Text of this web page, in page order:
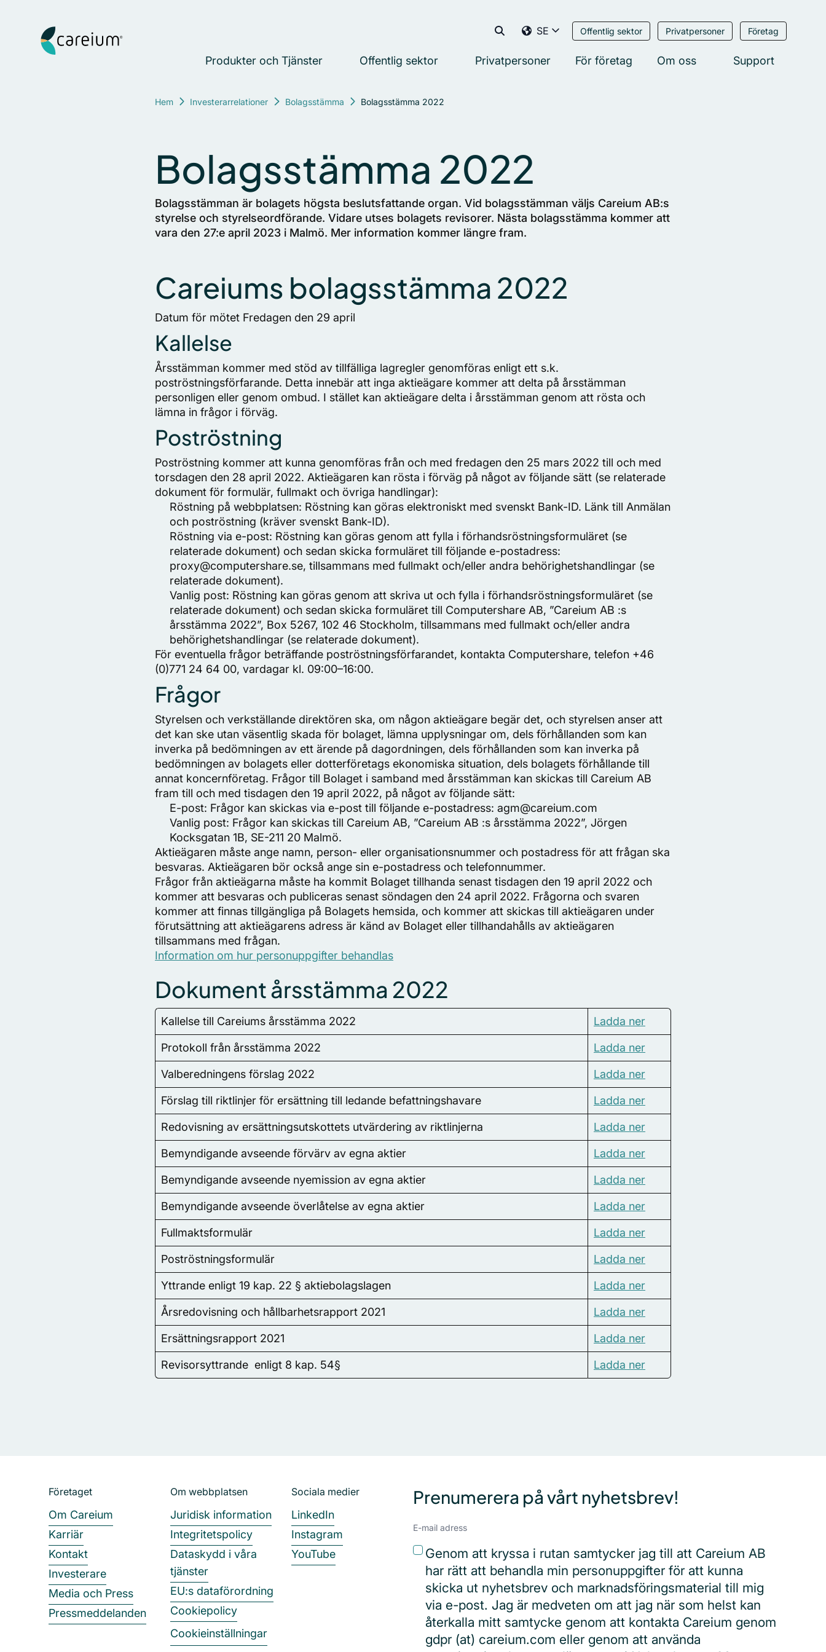
Hoppa till innehåll
Careium Sweden Sök efter:
SökSE
International
Spain
United Kingdom
Offentlig sektor Privatpersoner Företag
Produkter och Tjänster Offentlig sektor Privatpersoner För företag Om oss Support
Hem Investerarrelationer Bolagsstämma Bolagsstämma 2022
Bolagsstämma 2022
Bolagsstämman är bolagets högsta beslutsfattande organ. Vid bolagsstämman väljs Careium AB:s
styrelse och styrelseordförande. Vidare utses bolagets revisorer. Nästa bolagsstämma kommer att
vara den 27:e april 2023 i Malmö. Mer information kommer längre fram.
Careiums bolagsstämma 2022
Datum för mötet Fredagen den 29 april
Kallelse
Årsstämman kommer med stöd av tillfälliga lagregler genomföras enligt ett s.k.
poströstningsförfarande. Detta innebär att inga aktieägare kommer att delta på årsstämman
personligen eller genom ombud. I stället kan aktieägare delta i årsstämman genom att rösta och
lämna in frågor i förväg.
Poströstning
Poströstning kommer att kunna genomföras från och med fredagen den 25 mars 2022 till och med
torsdagen den 28 april 2022. Aktieägaren kan rösta i förväg på något av följande sätt (se relaterade
dokument för formulär, fullmakt och övriga handlingar):
Röstning på webbplatsen: Röstning kan göras elektroniskt med svenskt Bank-ID. Länk till Anmälan
och poströstning (kräver svenskt Bank-ID).
Röstning via e-post: Röstning kan göras genom att fylla i förhandsröstningsformuläret (se
relaterade dokument) och sedan skicka formuläret till följande e-postadress:
proxy@computershare.se, tillsammans med fullmakt och/eller andra behörighetshandlingar (se
relaterade dokument).
Vanlig post: Röstning kan göras genom att skriva ut och fylla i förhandsröstningsformuläret (se
relaterade dokument) och sedan skicka formuläret till Computershare AB, ”Careium AB :s
årsstämma 2022”, Box 5267, 102 46 Stockholm, tillsammans med fullmakt och/eller andra
behörighetshandlingar (se relaterade dokument).
För eventuella frågor beträffande poströstningsförfarandet, kontakta Computershare, telefon +46
(0)771 24 64 00, vardagar kl. 09:00–16:00.
Frågor
Styrelsen och verkställande direktören ska, om någon aktieägare begär det, och styrelsen anser att
det kan ske utan väsentlig skada för bolaget, lämna upplysningar om, dels förhållanden som kan
inverka på bedömningen av ett ärende på dagordningen, dels förhållanden som kan inverka på
bedömningen av bolagets eller dotterföretags ekonomiska situation, dels bolagets förhållande till
annat koncernföretag. Frågor till Bolaget i samband med årsstämman kan skickas till Careium AB
fram till och med tisdagen den 19 april 2022, på något av följande sätt:
E-post: Frågor kan skickas via e-post till följande e-postadress: agm@careium.com
Vanlig post: Frågor kan skickas till Careium AB, ”Careium AB :s årsstämma 2022”, Jörgen
Kocksgatan 1B, SE-211 20 Malmö.
Aktieägaren måste ange namn, person- eller organisationsnummer och postadress för att frågan ska
besvaras. Aktieägaren bör också ange sin e-postadress och telefonnummer.
Frågor från aktieägarna måste ha kommit Bolaget tillhanda senast tisdagen den 19 april 2022 och
kommer att besvaras och publiceras senast söndagen den 24 april 2022. Frågorna och svaren
kommer att finnas tillgängliga på Bolagets hemsida, och kommer att skickas till aktieägaren under
förutsättning att aktieägarens adress är känd av Bolaget eller tillhandahålls av aktieägaren
tillsammans med frågan.
Information om hur personuppgifter behandlas
Dokument årsstämma 2022
Kallelse till Careiums årsstämma 2022 Ladda ner
Protokoll från årsstämma 2022 Ladda ner
Valberedningens förslag 2022 Ladda ner
Förslag till riktlinjer för ersättning till ledande befattningshavare Ladda ner
Redovisning av ersättningsutskottets utvärdering av riktlinjerna Ladda ner
Bemyndigande avseende förvärv av egna aktier Ladda ner
Bemyndigande avseende nyemission av egna aktier Ladda ner
Bemyndigande avseende överlåtelse av egna aktier Ladda ner
Fullmaktsformulär Ladda ner
Poströstningsformulär Ladda ner
Yttrande enligt 19 kap. 22 § aktiebolagslagen Ladda ner
Årsredovisning och hållbarhetsrapport 2021 Ladda ner
Ersättningsrapport 2021 Ladda ner
Revisorsyttrande enligt 8 kap. 54§ Ladda ner
Företaget
Om Careium
Karriär
Kontakt
Investerare
Media och Press
Pressmeddelanden
Om webbplatsen
Juridisk information
Integritetspolicy
Dataskydd i våra
tjänster
EU:s dataförordning
Cookiepolicy
Cookieinställningar
Sociala medier
LinkedIn
Instagram
YouTube
Prenumerera på vårt nyhetsbrev!
Email
adress
Privacy(Obligatoriskt)
Genom att kryssa i rutan samtycker jag till att Careium AB
har rätt att behandla min personuppgifter för att kunna
skicka ut nyhetsbrev och marknadsföringsmaterial till mig
via e-post. Jag är medveten om att jag när som helst kan
återkalla mitt samtycke genom att kontakta Careium genom
gdpr (at) careium.com eller genom att använda